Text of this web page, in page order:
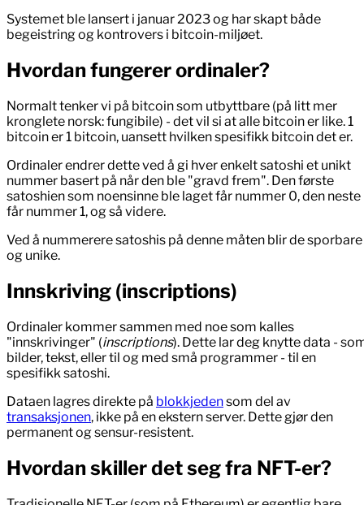
Systemet ble lansert i januar 2023 og har skapt både
begeistring og kontrovers i bitcoin-miljøet.
Hvordan fungerer ordinaler?
Normalt tenker vi på bitcoin som utbyttbare (på litt mer
kronglete norsk: fungibile) - det vil si at alle bitcoin er like. 1
bitcoin er 1 bitcoin, uansett hvilken spesifikk bitcoin det er.
Ordinaler endrer dette ved å gi hver enkelt satoshi et unikt
nummer basert på når den ble "gravd frem". Den første
satoshien som noensinne ble laget får nummer 0, den neste
får nummer 1, og så videre.
Ved å nummerere satoshis på denne måten blir de sporbare
og unike.
Innskriving (inscriptions)
Ordinaler kommer sammen med noe som kalles
"innskrivinger" (inscriptions). Dette lar deg knytte data -
bilder, tekst, eller til og med små programmer - til en
spesifikk satoshi.
Dataen lagres direkte på blokkjedensom del av
transaksjonen, ikke på en ekstern server. Dette gjør den
permanent og sensur-resistent.
Hvordan skiller det seg fra NFT-er?